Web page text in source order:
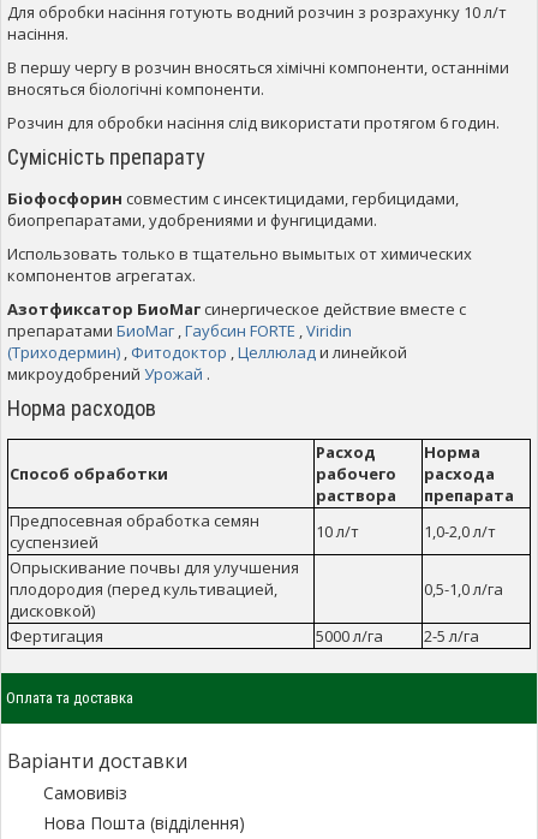
Для обробки насіння готують водний розчин з розрахунку 10 л/т
насіння.
В першу чергу в розчин вносяться хімічні компоненти, останніми
вносяться біологічні компоненти.
Розчин для обробки насіння слід використати протягом 6 годин.
Сумісність препарату
Біофосфорин совместим с инсектицидами, гербицидами,
биопрепаратами, удобрениями и фунгицидами.
Использовать только в тщательно вымытых от химических
компонентов агрегатах.
Азотфиксатор БиоМаг синергическое действие вместе с
препаратами БиоМаг Гаубсин FORTE Viridin
(Триходермин) Фитодоктор Целлюлад и линейкой
микроудобрений Урожай .
Норма расходов
Способ обработки
Расход
рабочего
раствора
Норма
расхода
препарата
Предпосевная обработка семян
суспензией
10 л/т
1,0-2,0 л/т
Опрыскивание почвы для улучшения
плодородия (перед культивацией,
дисковкой)
0,5-1,0 л/га
Фертигация 5000 л/га 2-5 л/га
Оплата та доставка
Варіанти доставки
Самовивіз
Нова Пошта (відділення)